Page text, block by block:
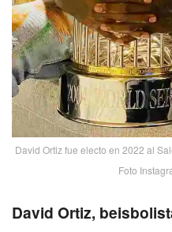
David Ortiz fue electo en 2022 al
Foto
David Ortiz,